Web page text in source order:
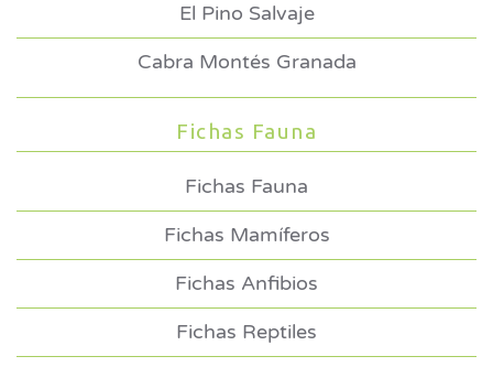
El Pino Salvaje
Cabra Montés Granada
Fichas Fauna
Fichas Fauna
Fichas Mamíferos
Fichas Anfibios
Fichas Reptiles